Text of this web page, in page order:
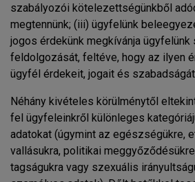
szabályozói kötelezettségünkből
megtennünk; (iii) ügyfelünk
jogos érdekünk megkívánja
feldolgozását, feltéve, hogy az ilyen
ügyfél érdekeit, jogait és szabadságát.
Néhány kivételes körülménytől
fel ügyfeleinkről különleges
adatokat (úgymint az egészségükre,
vallásukra, politikai
tagságukra vagy szexuális